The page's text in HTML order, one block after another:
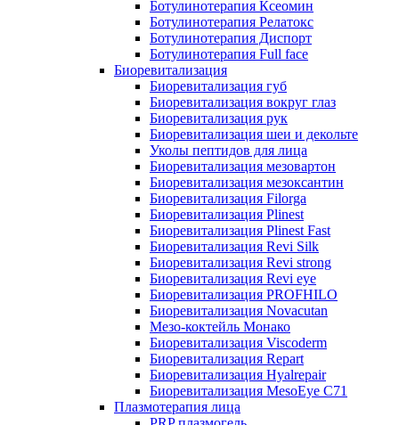
Ботулинотерапия Ксеомин
Ботулинотерапия Релатокс
Ботулинотерапия Диспорт
Ботулинотерапия Full face
Биоревитализация
Биоревитализация губ
Биоревитализация вокруг глаз
Биоревитализация рук
Биоревитализация шеи и декольте
Уколы пептидов для лица
Биоревитализация мезовартон
Биоревитализация мезоксантин
Биоревитализация Filorga
Биоревитализация Plinest
Биоревитализация Plinest Fast
Биоревитализация Revi Silk
Биоревитализация Revi strong
Биоревитализация Revi eye
Биоревитализация PROFHILO
Биоревитализация Novacutan
Мезо-коктейль Монако
Биоревитализация Viscoderm
Биоревитализация Repart
Биоревитализация Hyalrepair
Биоревитализация MesoEye C71
Плазмотерапия лица